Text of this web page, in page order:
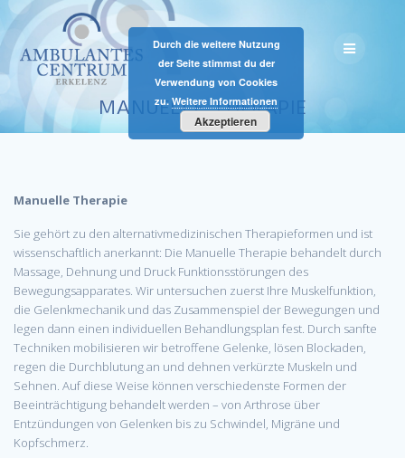
to
content
MANUELLE THERAPIE
Manuelle Therapie
Sie gehört zu den alternativmedizinischen Therapieformen und ist
wissenschaftlich anerkannt: Die Manuelle Therapie behandelt durch
Massage, Dehnung und Druck Funktionsstörungen des
Bewegungsapparates. Wir untersuchen zuerst Ihre Muskelfunktion,
die Gelenkmechanik und das Zusammenspiel der Bewegungen und
legen dann einen individuellen Behandlungsplan fest. Durch sanfte
Techniken mobilisieren wir betroffene Gelenke, lösen Blockaden,
regen die Durchblutung an und dehnen verkürzte Muskeln und
Sehnen. Auf diese Weise können verschiedenste Formen der
Beeinträchtigung behandelt werden – von Arthrose über
Entzündungen von Gelenken bis zu Schwindel, Migräne und
Kopfschmerz.
Durch die weitere Nutzung
der Seite stimmst du der
Verwendung von Cookies
zu. Weitere Informationen
Akzeptieren